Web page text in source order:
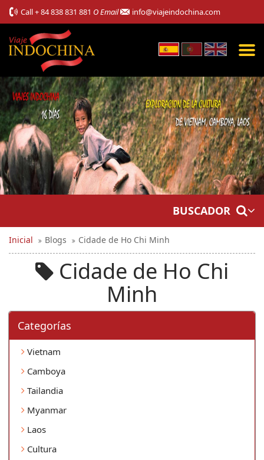
Call+ 84 838 831 881 O Email info@viajeindochina.com
BUSCADOR
Inicial Blogs Cidade de Ho Chi Minh
Cidade de Ho Chi
Minh
Categorí­as
Vietnam
Camboya
Tailandia
Myanmar
Laos
Cultura